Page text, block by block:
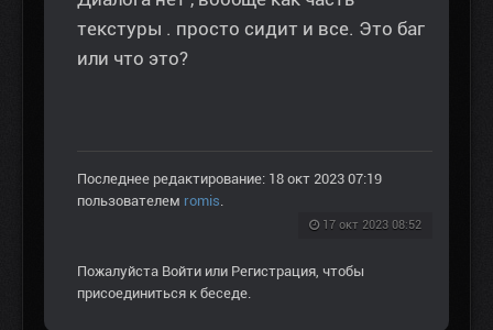
текстуры . просто сидит и все. Это баг
или что это?
Последнее редактирование: 18 окт 2023 07:19
пользователем romis
17 окт 2023 08:52
Пожалуйста Войти или Регистрация , чтобы
присоединиться к беседе.